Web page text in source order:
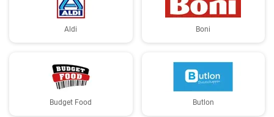
Aldi Boni
Budget Food Butlon